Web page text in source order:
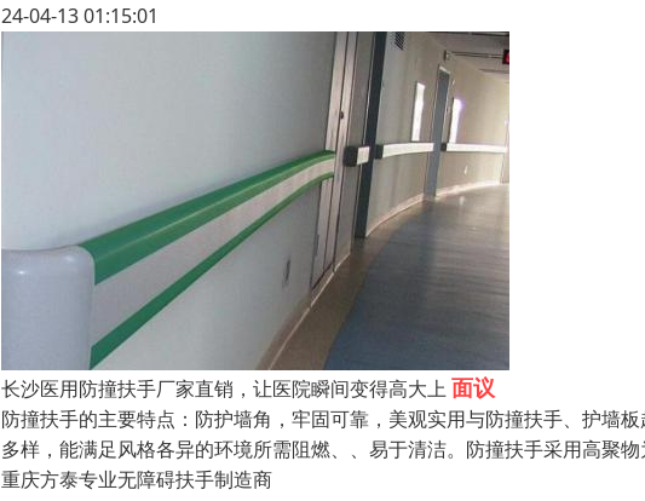
24-04-13 01:15:01
长沙医用防撞扶手厂家直销，让医院瞬间变得高大上 面议
防撞扶手的主要特点：防护墙角，牢固可靠，美观实用与防撞扶手、护墙
多样，能满足风格各异的环境所需阻燃、、易于清洁。防撞扶手采用高聚
重庆方泰专业无障碍扶手制造商